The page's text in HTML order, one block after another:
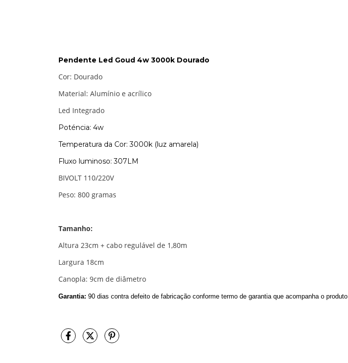
Pendente Led Goud 4w 3000k Dourado
Cor: Dourado
Material: Alumínio e acrílico
Led Integrado
Poténcia: 4w
Temperatura da Cor: 3000k (luz amarela)
Fluxo luminoso: 307LM
BIVOLT 110/220V
Peso: 800 gramas
Tamanho:
Altura 23cm + cabo regulável de 1,80m
Largura 18cm
Canopla: 9cm de diâmetro
Garantia: 90 dias contra defeito de fabricação conforme termo de garantia que acompanha o produto